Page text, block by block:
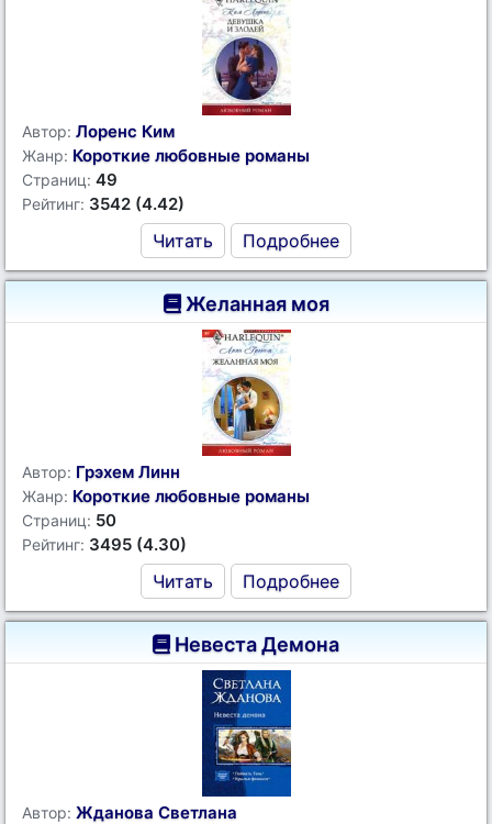
Автор: Лоренс Ким
Жанр: Короткие любовные романы
Страниц: 49
Рейтинг: 3542 (4.42)
Читать Подробнее
Желанная моя
Автор: Грэхем Линн
Жанр: Короткие любовные романы
Страниц: 50
Рейтинг: 3495 (4.30)
Читать Подробнее
Невеста Демона
Автор: Жданова Светлана